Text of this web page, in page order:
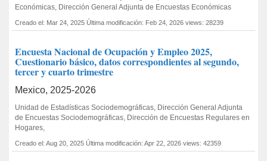
Económicas, Dirección General Adjunta de Encuestas Económicas
Creado el: Mar 24, 2025 Última modificación: Feb 24, 2026 views: 28239
Encuesta Nacional de Ocupación y Empleo 2025,
Cuestionario básico, datos correspondientes al segundo,
tercer y cuarto trimestre
Mexico, 2025-2026
Unidad de Estadísticas Sociodemográficas, Dirección General Adjunta
de Encuestas Sociodemográficas, Dirección de Encuestas Regulares en
Hogares,
Creado el: Aug 20, 2025 Última modificación: Apr 22, 2026 views: 42359